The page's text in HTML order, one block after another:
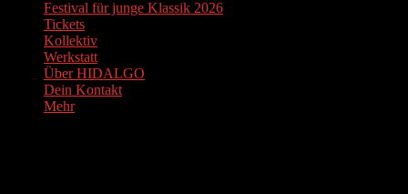
Festival für junge Klassik 2026
Tickets
Kollektiv
Werkstatt
Über HIDALGO
Dein Kontakt
Mehr